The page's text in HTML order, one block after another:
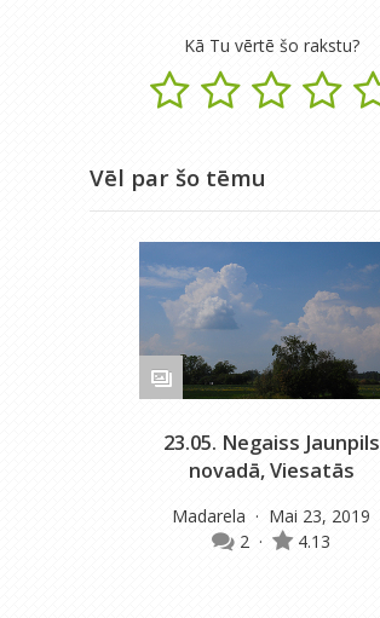
Kā Tu vērtē šo rakstu?
Vēl par šo tēmu
23.05. Negaiss Jaunpils
novadā, Viesatās
Madarela · Mai 23, 2019
2 · 4.13